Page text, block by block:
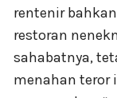
rentenir
restoran
sahabatnya,
menahan teror